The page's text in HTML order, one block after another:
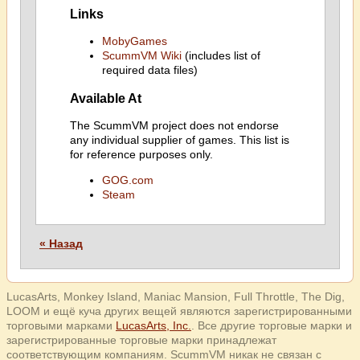
Links
MobyGames
ScummVM Wiki(includes list of
required data files)
Available At
The ScummVM project does not endorse
any individual supplier of games. This list is
for reference purposes only.
GOG.com
Steam
« Назад
LucasArts, Monkey Island, Maniac Mansion, Full Throttle, The Dig,
LOOM и ещё куча других вещей являются зарегистрированными
торговыми марками LucasArts, Inc.
. Все другие торговые марки и
зарегистрированные торговые марки принадлежат
соответствующим компаниям. ScummVM никак не связан с